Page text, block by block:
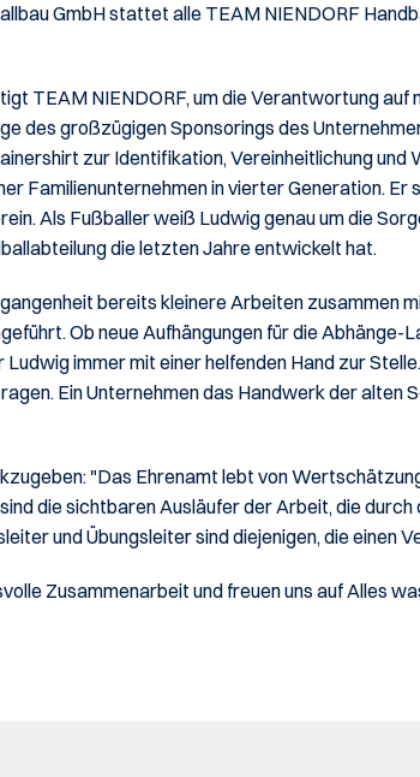
GmbH stattet alle TEAM NIENDORF
TEAM NIENDORF, um die Verantwortung auf
des großzügigen Sponsorings des
zur Identifikation, Vereinheitlichung
Familienunternehmen in vierter Generation. Er
Als Fußballer weiß Ludwig genau um die
die letzten Jahre entwickelt hat.
bereits kleinere Arbeiten zusammen
Ob neue Aufhängungen für die Abhänge-
immer mit einer helfenden Hand zur
Ein Unternehmen das Handwerk der alten
"Das Ehrenamt lebt von
die sichtbaren Ausläufer der Arbeit, die
und Übungsleiter sind diejenigen, die einen
Zusammenarbeit und freuen uns auf Alles